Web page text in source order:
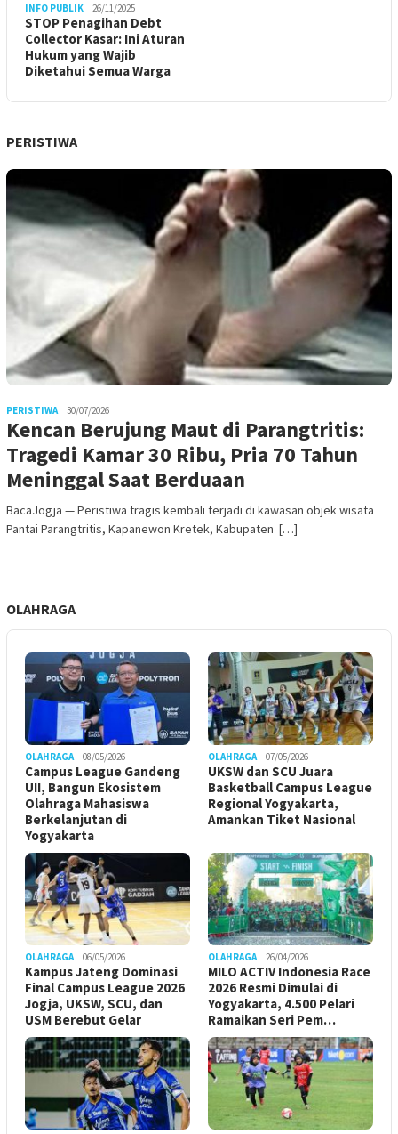
INFO PUBLIK 26/11/2025
STOP Penagihan Debt
Collector Kasar: Ini Aturan
Hukum yang Wajib
Diketahui Semua Warga
PERISTIWA
PERISTIWA 30/07/2026
Kencan Berujung Maut di Parangtritis:
Tragedi Kamar 30 Ribu, Pria 70 Tahun
Meninggal Saat Berduaan
BacaJogja — Peristiwa tragis kembali terjadi di kawasan objek wisata
Pantai Parangtritis, Kapanewon Kretek, Kabupaten […]
OLAHRAGA
OLAHRAGA 08/05/2026
Campus League Gandeng
UII, Bangun Ekosistem
Olahraga Mahasiswa
Berkelanjutan di
Yogyakarta
OLAHRAGA 07/05/2026
UKSW dan SCU Juara
Basketball Campus League
Regional Yogyakarta,
Amankan Tiket Nasional
OLAHRAGA 06/05/2026
Kampus Jateng Dominasi
Final Campus League 2026
Jogja, UKSW, SCU, dan
USM Berebut Gelar
OLAHRAGA 26/04/2026
MILO ACTIV Indonesia Race
2026 Resmi Dimulai di
Yogyakarta, 4.500 Pelari
Ramaikan Seri Pem…